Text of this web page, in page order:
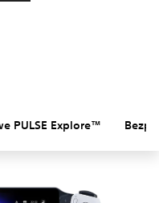
PULSE Explore™